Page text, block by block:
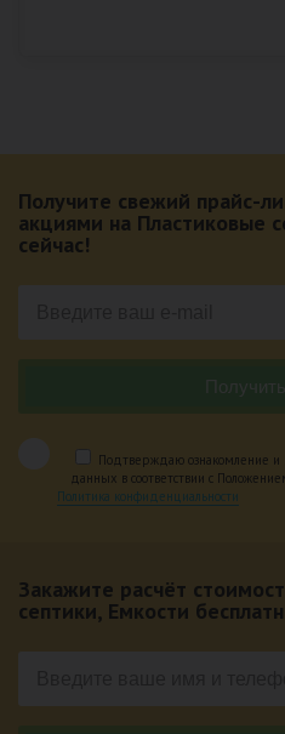
Получите свежий прайс-
акциями на Пластиковые
сейчас!
Подтверждаю ознакомление и
данных в соответствии с
Политика конфиденциальности
Закажите расчёт
септики, Емкости